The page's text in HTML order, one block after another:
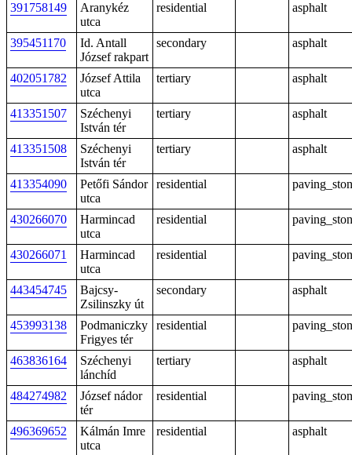
391758149
Aranykéz
utca
residential asphalt
395451170
Id. Antall
József rakpart
secondary asphalt
402051782
József Attila
utca
tertiary asphalt
413351507
Széchenyi
István tér
tertiary asphalt
413351508
Széchenyi
István tér
tertiary asphalt
413354090
Petőfi Sándor
utca
residential
430266070
Harmincad
utca
residential
430266071
Harmincad
utca
residential
443454745
Bajcsy-
Zsilinszky út
secondary asphalt
453993138
Podmaniczky
Frigyes tér
residential
463836164
Széchenyi
lánchíd
tertiary asphalt
484274982
József nádor
tér
residential
496369652
Kálmán Imre
utca
residential asphalt